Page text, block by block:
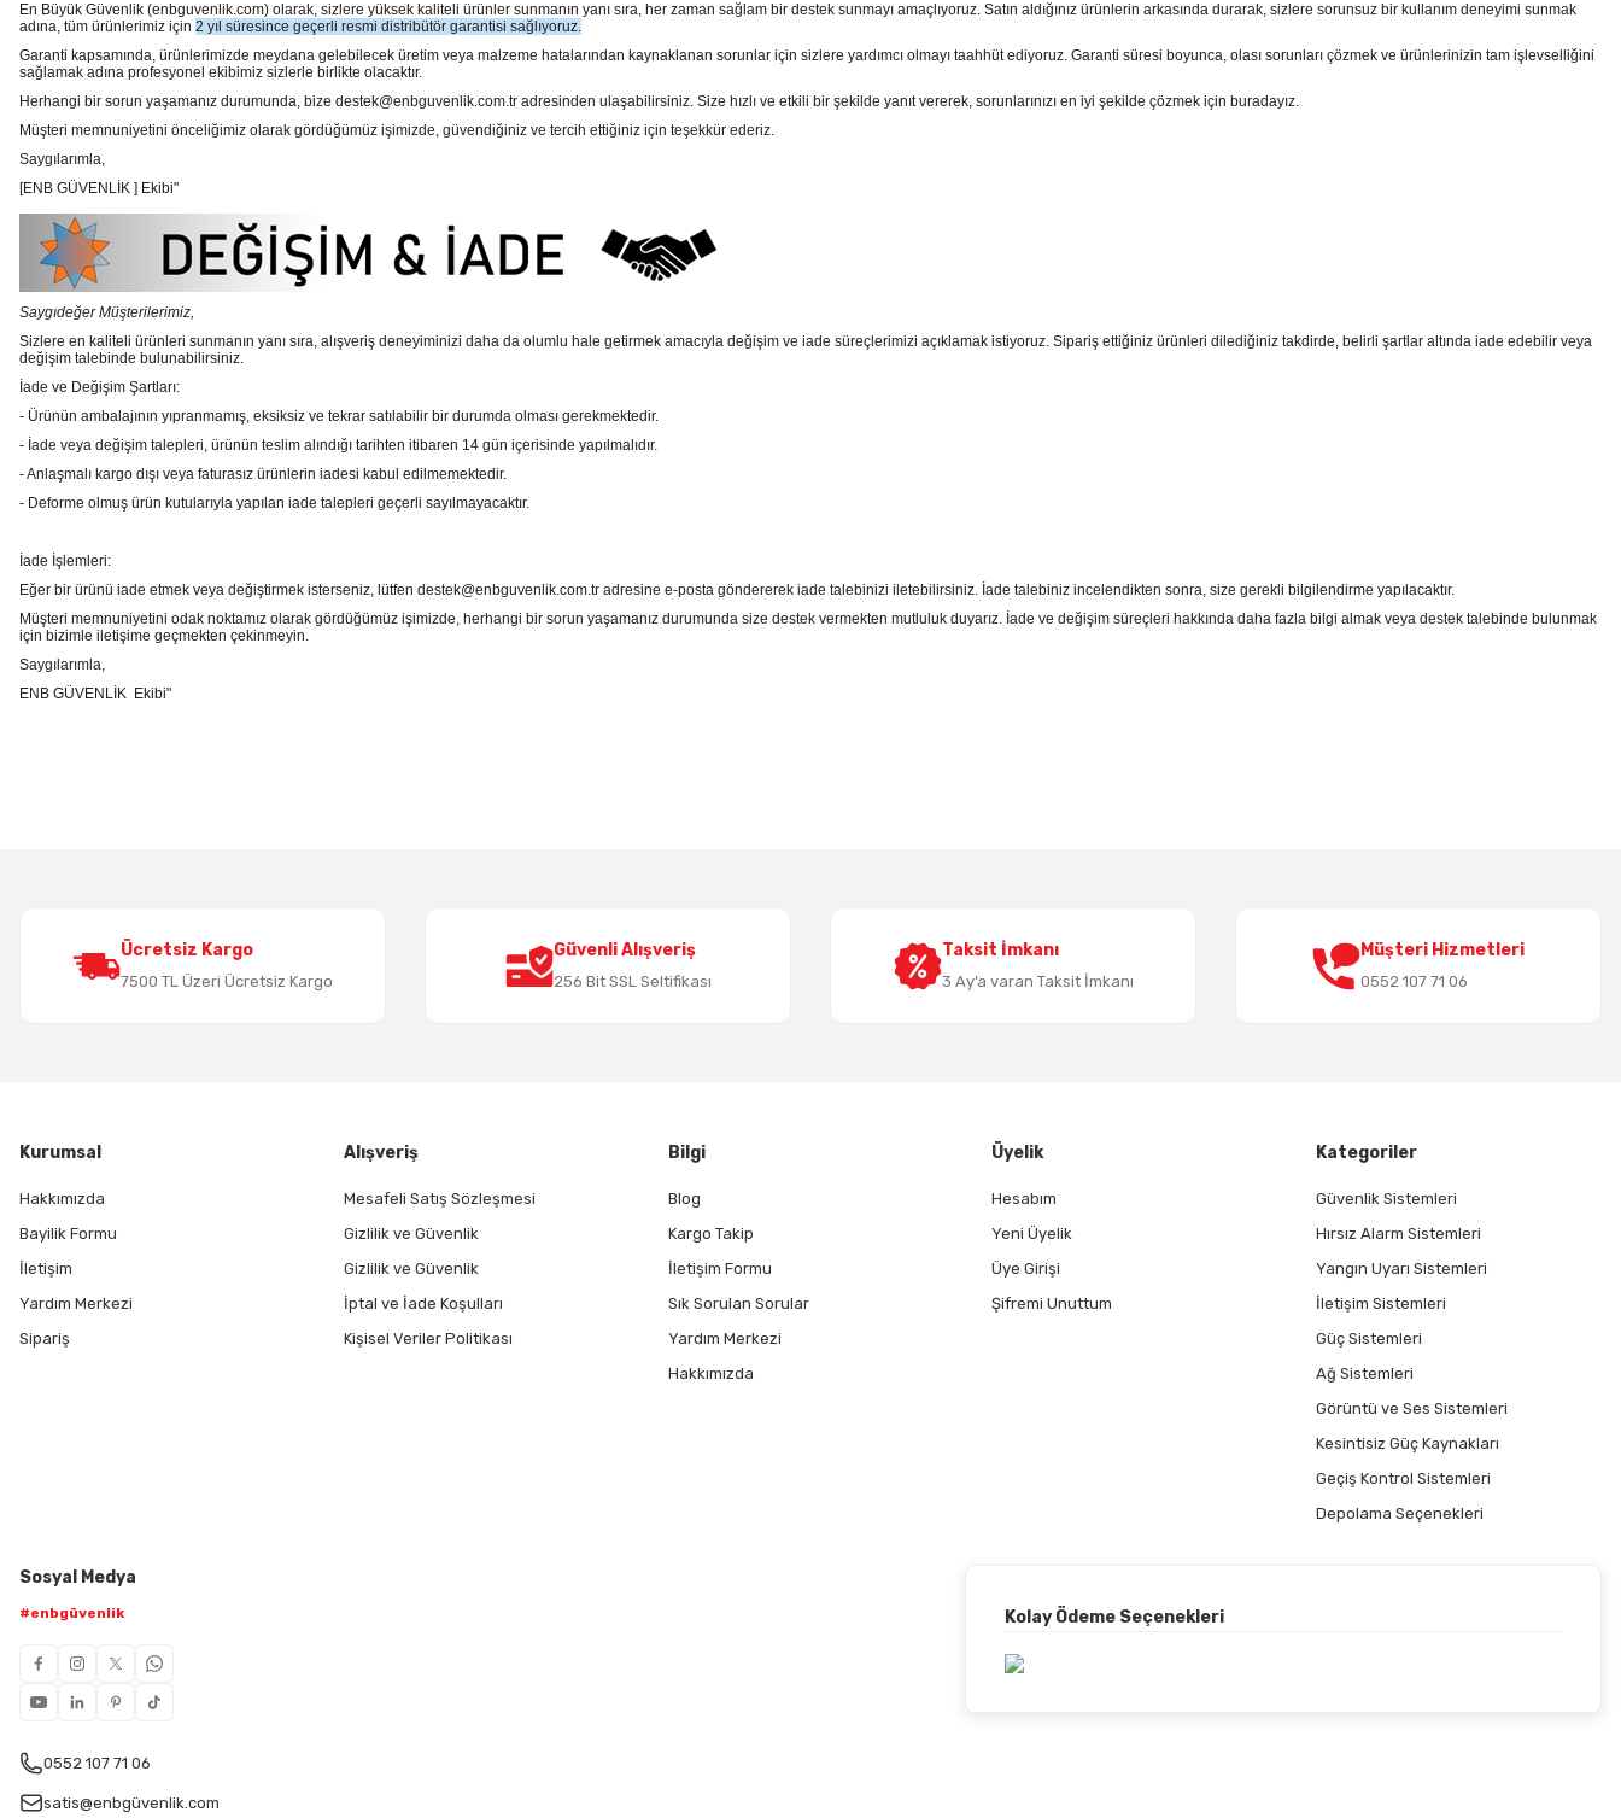
En Büyük Güvenlik (enbguvenlik.com) olarak, sizlere yüksek kaliteli ürünler sunmanın yanı sıra, her zaman sağlam bir destek sunmayı amaçlıyoruz. Satın aldığınız ürünlerin arkasında durarak, sizlere sorunsuz bir kullanım deneyimi sunmak
adına, tüm ürünlerimiz için 2 yıl süresince geçerli resmi distribütör garantisi sağlıyoruz.
Garanti kapsamında, ürünlerimizde meydana gelebilecek üretim veya malzeme hatalarından kaynaklanan sorunlar için sizlere yardımcı olmayı taahhüt ediyoruz. Garanti süresi boyunca, olası sorunları çözmek ve ürünlerinizin tam işlevselliğini
sağlamak adına profesyonel ekibimiz sizlerle birlikte olacaktır.
Herhangi bir sorun yaşamanız durumunda, bize destek@enbguvenlik.com.tr adresinden ulaşabilirsiniz. Size hızlı ve etkili bir şekilde yanıt vererek, sorunlarınızı en iyi şekilde çözmek için buradayız.
Müşteri memnuniyetini önceliğimiz olarak gördüğümüz işimizde, güvendiğiniz ve tercih ettiğiniz için teşekkür ederiz.
Saygılarımla,
[ENB GÜVENLİK ] Ekibi"
Saygıdeğer Müşterilerimiz,
Sizlere en kaliteli ürünleri sunmanın yanı sıra, alışveriş deneyiminizi daha da olumlu hale getirmek amacıyla değişim ve iade süreçlerimizi açıklamak istiyoruz. Sipariş ettiğiniz ürünleri dilediğiniz takdirde, belirli şartlar altında iade edebilir veya
değişim talebinde bulunabilirsiniz.
İade ve Değişim Şartları:
- Ürünün ambalajının yıpranmamış, eksiksiz ve tekrar satılabilir bir durumda olması gerekmektedir.
- İade veya değişim talepleri, ürünün teslim alındığı tarihten itibaren 14 gün içerisinde yapılmalıdır.
- Anlaşmalı kargo dışı veya faturasız ürünlerin iadesi kabul edilmemektedir.
- Deforme olmuş ürün kutularıyla yapılan iade talepleri geçerli sayılmayacaktır.
İade İşlemleri:
Eğer bir ürünü iade etmek veya değiştirmek isterseniz, lütfen destek@enbguvenlik.com.tr adresine e-posta göndererek iade talebinizi iletebilirsiniz. İade talebiniz incelendikten sonra, size gerekli bilgilendirme yapılacaktır.
Müşteri memnuniyetini odak noktamız olarak gördüğümüz işimizde, herhangi bir sorun yaşamanız durumunda size destek vermekten mutluluk duyarız. İade ve değişim süreçleri hakkında daha fazla bilgi almak veya destek talebinde bulunmak
için bizimle iletişime geçmekten çekinmeyin.
Saygılarımla,
ENB GÜVENLİK Ekibi"
Bu ürüne benzer farklı alternatifler olmalı.
Ücretsiz Kargo
7500 TL Üzeri Ücretsiz Kargo
Güvenli Alışveriş
256 Bit SSL Seltifikası
Taksit İmkanı
3 Ay’a varan Taksit İmkanı
Müşteri Hizmetleri
0552 107 71 06
Kurumsal
Hakkımızda
Bayilik Formu
İletişim
Yardım Merkezi
Sipariş
Alışveriş
Mesafeli Satış Sözleşmesi
Gizlilik ve Güvenlik
Gizlilik ve Güvenlik
İptal ve İade Koşulları
Kişisel Veriler Politikası
Bilgi
Blog
Kargo Takip
İletişim Formu
Sık Sorulan Sorular
Yardım Merkezi
Hakkımızda
Üyelik
Hesabım
Yeni Üyelik
Üye Girişi
Şifremi Unuttum
Kategoriler
Güvenlik Sistemleri
Hırsız Alarm Sistemleri
Yangın Uyarı Sistemleri
İletişim Sistemleri
Güç Sistemleri
Ağ Sistemleri
Görüntü ve Ses Sistemleri
Kesintisiz Güç Kaynakları
Geçiş Kontrol Sistemleri
Depolama Seçenekleri
Sosyal Medya
#enbgüvenlik
0552 107 71 06
satis@enbgüvenlik.com
Kolay Ödeme Seçenekleri